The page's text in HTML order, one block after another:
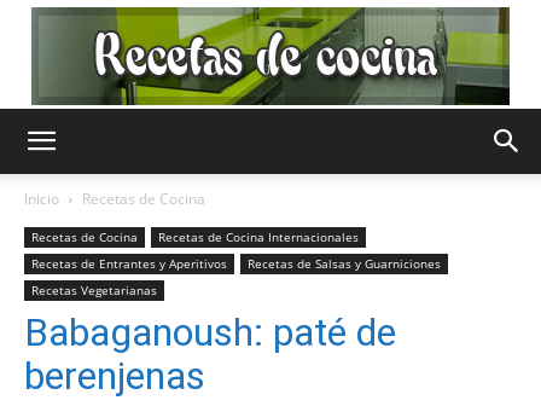
de
Inicio Recetas de Cocina
Recetas de Cocina
Recetas de Cocina Internacionales
Recetas de Entrantes y Aperitivos
Recetas de Salsas y Guarniciones
Recetas Vegetarianas
Babaganoush: paté de
berenjenas